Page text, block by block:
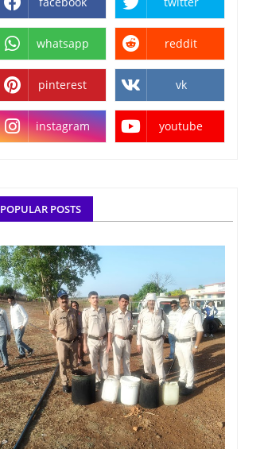
whatsapp reddit
pinterest vk
instagram youtube
POPULAR POSTS